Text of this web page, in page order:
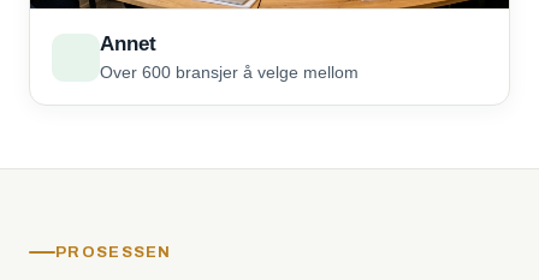
Annet
Over 600 bransjer å velge mellom
PROSESSEN